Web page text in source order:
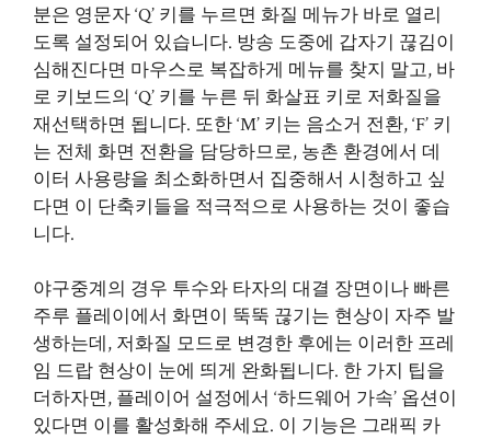
분은 영문자 ‘Q’ 키를 누르면 화질 메뉴가 바로 열리
도록 설정되어 있습니다. 방송 도중에 갑자기 끊김이
심해진다면 마우스로 복잡하게 메뉴를 찾지 말고, 바
로 키보드의 ‘Q’ 키를 누른 뒤 화살표 키로 저화질을
재선택하면 됩니다. 또한 ‘M’ 키는 음소거 전환, ‘F’ 키
는 전체 화면 전환을 담당하므로, 농촌 환경에서 데
이터 사용량을 최소화하면서 집중해서 시청하고 싶
다면 이 단축키들을 적극적으로 사용하는 것이 좋습
니다.
야구중계의 경우 투수와 타자의 대결 장면이나 빠른
주루 플레이에서 화면이 뚝뚝 끊기는 현상이 자주 발
생하는데, 저화질 모드로 변경한 후에는 이러한 프레
임 드랍 현상이 눈에 띄게 완화됩니다. 한 가지 팁을
더하자면, 플레이어 설정에서 ‘하드웨어 가속’ 옵션이
있다면 이를 활성화해 주세요. 이 기능은 그래픽 카